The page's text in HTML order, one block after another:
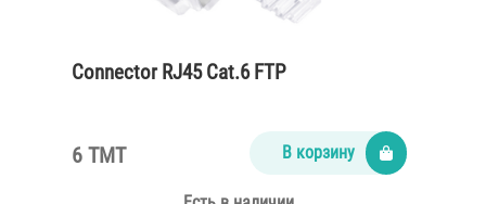
Connector RJ45 Cat.6 FTP
6 TMT В корзину